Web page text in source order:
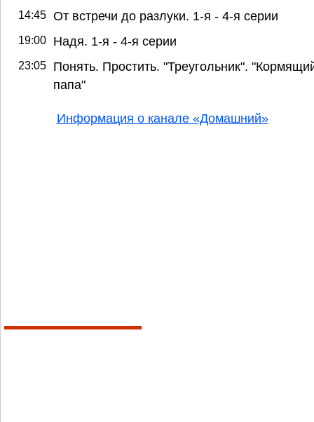
14:45 От встречи до разлуки. 1-я - 4-я серии
19:00 Надя. 1-я - 4-я серии
23:05
Понять. Простить. "Треугольник".
папа"
Информация о канале «Домашний»